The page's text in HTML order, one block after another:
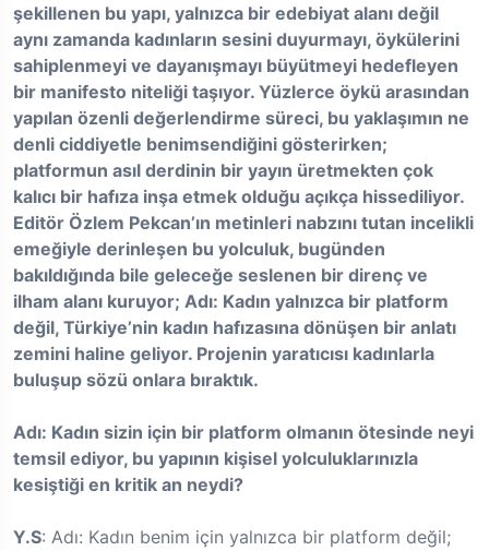
şekillenen bu yapı, yalnızca bir edebiyat alanı değil
aynı zamanda kadınların sesini duyurmayı, öykülerini
sahiplenmeyi ve dayanışmayı büyütmeyi hedefleyen
bir manifesto niteliği taşıyor. Yüzlerce öykü arasından
yapılan özenli değerlendirme süreci, bu yaklaşımın ne
denli ciddiyetle benimsendiğini gösterirken;
platformun asıl derdinin bir yayın üretmekten çok
kalıcı bir hafıza inşa etmek olduğu açıkça hissediliyor.
Editör Özlem Pekcan’ın metinleri nabzını tutan incelikli
emeğiyle derinleşen bu yolculuk, bugünden
bakıldığında bile geleceğe seslenen bir direnç ve
ilham alanı kuruyor; Adı: Kadın yalnızca bir platform
değil, Türkiye’nin kadın hafızasına dönüşen bir anlatı
zemini haline geliyor. Projenin yaratıcısı kadınlarla
buluşup sözü onlara bıraktık.
Adı: Kadın sizin için bir platform olmanın ötesinde neyi
temsil ediyor, bu yapının kişisel yolculuklarınızla
kesiştiği en kritik an neydi?
Y.S: Adı: Kadın benim için yalnızca bir platform değil;